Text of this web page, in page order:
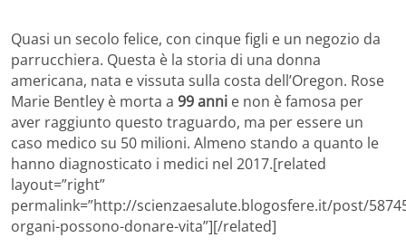
Quasi un secolo felice, con cinque figli e un negozio da
parrucchiera. Questa è la storia di una donna
americana, nata e vissuta sulla costa dell’Oregon. Rose
Marie Bentley è morta a 99 anni e non è famosa per
aver raggiunto questo traguardo, ma per essere un
caso medico su 50 milioni. Almeno stando a quanto le
hanno diagnosticato i medici nel 2017.[related
layout=”right”
permalink=”http://scienzaesalute.blogosfere.it/post/
organi-possono-donare-vita”][/related]